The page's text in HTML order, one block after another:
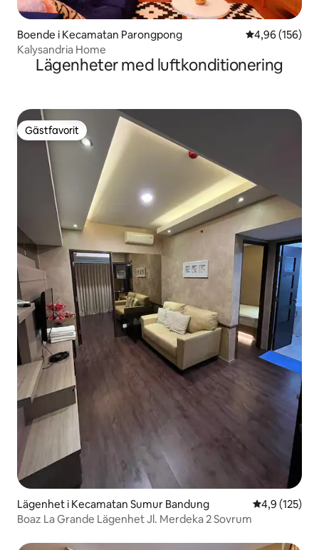
Boende i Kecamatan Parongpong 4,96 av 5 i
4,96 (156)
Kalysandria Home
Lägenheter med luftkonditionering
Gästfavorit
Gästfavorit
Lägenhet i Kecamatan Sumur Bandung 4,9 av 5 i
4,9 (125)
Boaz La Grande Lägenhet Jl. Merdeka 2 Sovrum